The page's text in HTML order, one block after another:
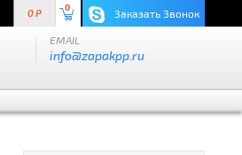
0 P
0 Заказать Звонок
EMAIL
info@zapakpp.ru